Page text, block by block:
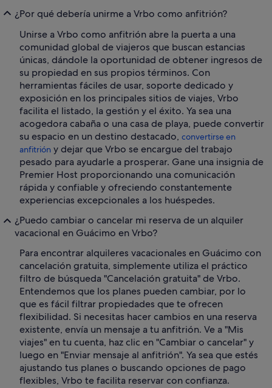
¿Por qué debería unirme a Vrbo como anfitrión?
Unirse a Vrbo como anfitrión abre la puerta a una
comunidad global de viajeros que buscan estancias
únicas, dándole la oportunidad de obtener ingresos de
su propiedad en sus propios términos. Con
herramientas fáciles de usar, soporte dedicado y
exposición en los principales sitios de viajes, Vrbo
facilita el listado, la gestión y el éxito. Ya sea una
acogedora cabaña o una casa de playa, puede convertir
su espacio en un destino destacado, convertirse en
anfitrión y dejar que Vrbo se encargue del trabajo
pesado para ayudarle a prosperar. Gane una insignia de
Premier Host proporcionando una comunicación
rápida y confiable y ofreciendo constantemente
experiencias excepcionales a los huéspedes.
¿Puedo cambiar o cancelar mi reserva de un alquiler
vacacional en Guácimo en Vrbo?
Para encontrar alquileres vacacionales en Guácimo con
cancelación gratuita, simplemente utiliza el práctico
filtro de búsqueda "Cancelación gratuita" de Vrbo.
Entendemos que los planes pueden cambiar, por lo
que es fácil filtrar propiedades que te ofrecen
flexibilidad. Si necesitas hacer cambios en una reserva
existente, envía un mensaje a tu anfitrión. Ve a "Mis
viajes" en tu cuenta, haz clic en "Cambiar o cancelar" y
luego en "Enviar mensaje al anfitrión". Ya sea que estés
ajustando tus planes o buscando opciones de pago
flexibles, Vrbo te facilita reservar con confianza.